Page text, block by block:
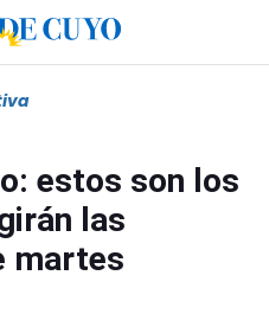
estos son los
las
martes